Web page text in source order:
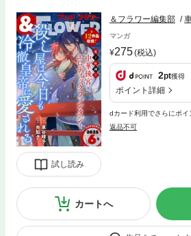
試し読み
＆フラワー編集部
マンガ
275(税込)
2pt獲得
ポイント詳細
dカード利用でさらにポイ
返品不可
カートへ